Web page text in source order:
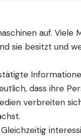
auf. Viele
sie besitzt und
dass ihre
verbreiten